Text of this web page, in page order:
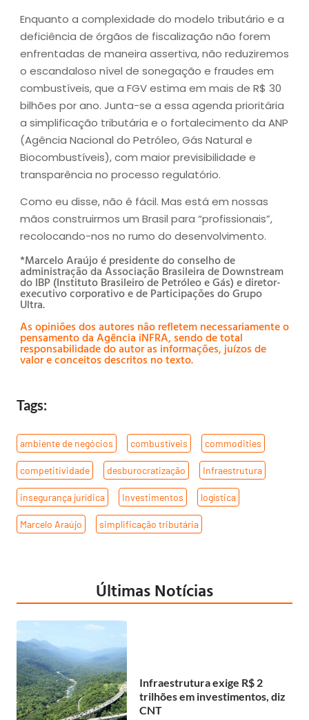
Enquanto a complexidade do modelo tributário e a
deficiência de órgãos de fiscalização não forem
enfrentadas de maneira assertiva, não reduziremos
o escandaloso nível de sonegação e fraudes em
combustíveis, que a FGV estima em mais de R$ 30
bilhões por ano. Junta-se a essa agenda prioritária
a simplificação tributária e o fortalecimento da ANP
(Agência Nacional do Petróleo, Gás Natural e
Biocombustíveis), com maior previsibilidade e
transparência no processo regulatório.
Como eu disse, não é fácil. Mas está em nossas
mãos construirmos um Brasil para “profissionais”,
recolocando-nos no rumo do desenvolvimento.
*Marcelo Araújo é presidente do conselho de
administração da Associação Brasileira de Downstream
do IBP (Instituto Brasileiro de Petróleo e Gás) e diretor-
executivo corporativo e de Participações do Grupo
Ultra.
As opiniões dos autores não refletem necessariamente o
pensamento da Agência iNFRA, sendo de total
responsabilidade do autor as informações, juízos de
valor e conceitos descritos no texto.
Tags:
ambiente de negócios combustíveis commodities
competitividade desburocratização Infraestrutura
insegurança jurídica Investimentos logística
Marcelo Araújo simplificação tributária
Últimas Notícias
Infraestrutura exige R$ 2
trilhões em investimentos, diz
CNT